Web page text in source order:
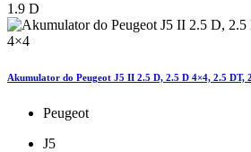
1.9 D
Akumulator do Peugeot J5 II 2.5 D, 2.5 D 4×4, 2.5 DT,
Peugeot
J5